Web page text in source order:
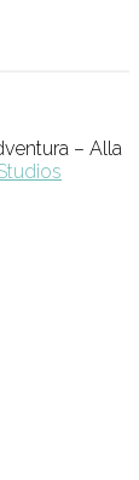
– Alla